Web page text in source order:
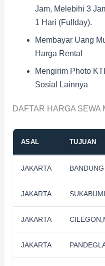
Jam, Melebihi 3
1 Hari (fullday).
Membayar Uang
Harga Rental
Mengirim Photo
Sosial Lainnya
DAFTAR HARGA SEWA
ASAL TUJUAN
JAKARTA
JAKARTA
JAKARTA
JAKARTA